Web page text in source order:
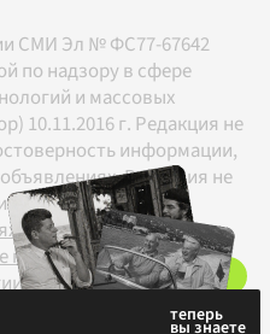
СМИ Эл № ФС77-67642
по надзору в сфере
и массовых
10.11.2016 г. Редакция не
информации,
Редакция не
применяются
в соответствии с